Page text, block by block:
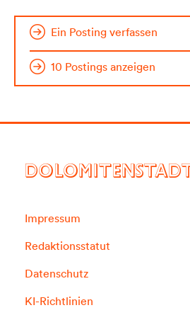
Ein Posting verfassen
10 Postings anzeigen
DOLOMITENSTADT
Impressum
Redaktionsstatut
Datenschutz
KI-Richtlinien